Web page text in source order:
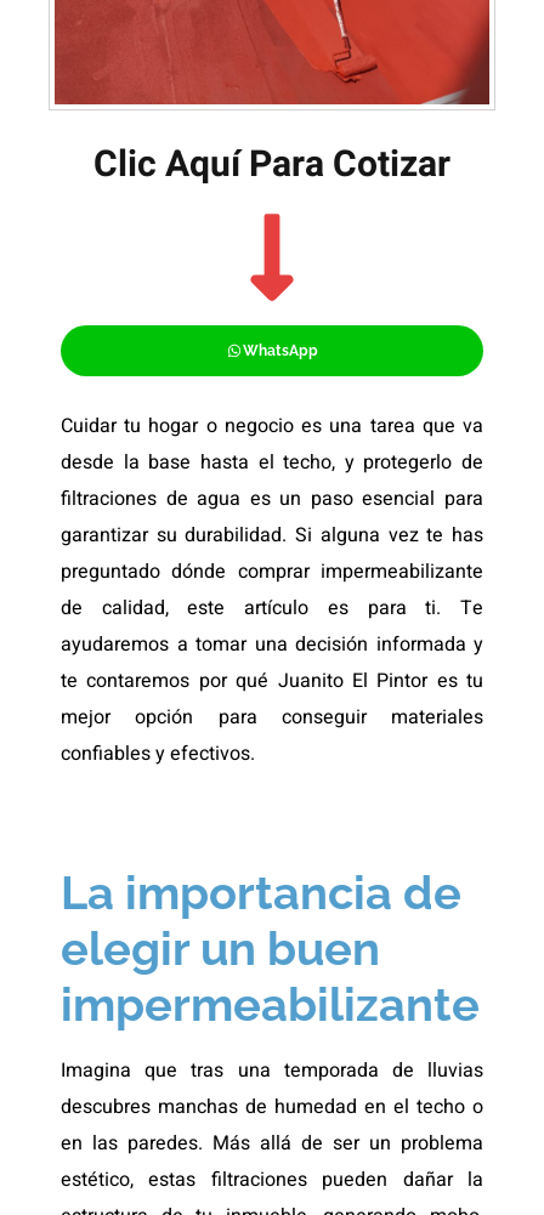
Clic Aquí Para Cotizar​
WhatsApp
Cuidar tu hogar o negocio es una tarea que va
desde la base hasta el techo, y protegerlo de
filtraciones de agua es un paso esencial para
garantizar su durabilidad. Si alguna vez te has
preguntado dónde comprar impermeabilizante
de calidad, este artículo es para ti. Te
ayudaremos a tomar una decisión informada y
te contaremos por qué Juanito El Pintor es tu
mejor opción para conseguir materiales
confiables y efectivos.
La importancia de
elegir un buen
impermeabilizante
Imagina que tras una temporada de lluvias
descubres manchas de humedad en el techo o
en las paredes. Más allá de ser un problema
estético, estas filtraciones pueden dañar la